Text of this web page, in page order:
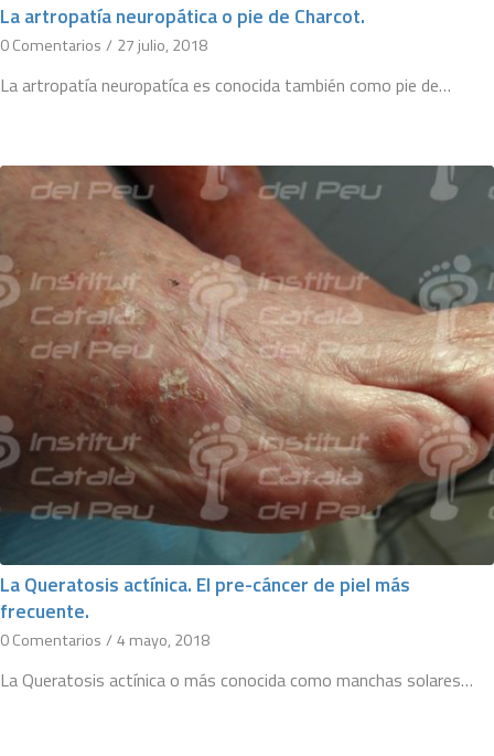
La artropatía neuropática o pie de Charcot.
0 Comentarios / 27 julio, 2018
La artropatía neuropatíca es conocida también como pie de…
La Queratosis actínica. El pre-cáncer de piel más
frecuente.
0 Comentarios /4 mayo, 2018
La Queratosis actínica o más conocida como manchas solares…